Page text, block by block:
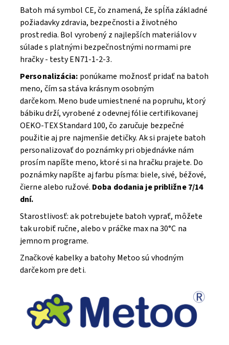
Batoh má symbol CE, čo znamená, že spĺňa základné
požiadavky zdravia, bezpečnosti a životného
prostredia. Bol vyrobený z najlepších materiálov v
súlade s platnými bezpečnostnými normami pre
hračky - testy EN71-1-2-3.
Personalizácia: ponúkame možnosť pridať na batoh
meno, čím sa stáva krásnym osobným
darčekom. Meno bude umiestnené na popruhu, ktorý
bábiku drží, vyrobené z odevnej fólie certifikovanej
OEKO-TEX Standard 100, čo zaručuje bezpečné
použitie aj pre najmenšie detičky. Ak si prajete batoh
personalizovať do poznámky pri objednávke nám
prosím napíšte meno, ktoré si na hračku prajete. Do
poznámky napíšte aj farbu písma: biele, sivé, béžové,
čierne alebo ružové. Doba dodania je približne 7/14
dní.
Starostlivosť: ak potrebujete batoh vyprať, môžete
tak urobiť ručne, alebo v práčke max na 30°C na
jemnom programe.
Značkové kabelky a batohy Metoo sú vhodným
darčekom pre deti.